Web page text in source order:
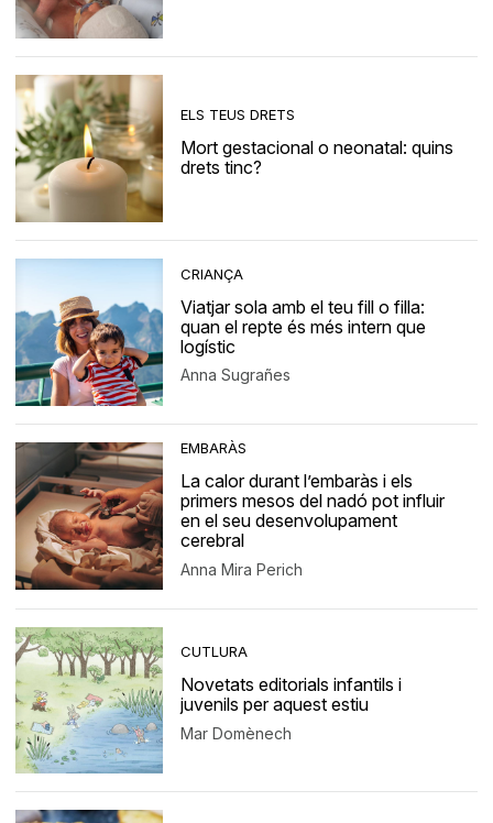
ELS TEUS DRETS
Mort gestacional o neonatal: quins
drets tinc?
CRIANÇA
Viatjar sola amb el teu fill o filla:
quan el repte és més intern que
logístic
Anna Sugrañes
EMBARÀS
La calor durant l’embaràs i els
primers mesos del nadó pot influir
en el seu desenvolupament
cerebral
Anna Mira Perich
CUTLURA
Novetats editorials infantils i
juvenils per aquest estiu
Mar Domènech